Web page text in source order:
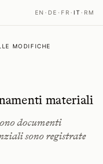
EN · DE · FR · IT · RM
MODIFICHE
materiali
documenti
sono registrate